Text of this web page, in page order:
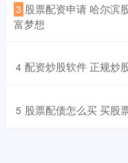
3 股票配资申请 哈尔滨
富梦想
4 配资炒股软件 正规炒
5 股票配债怎么买 买股